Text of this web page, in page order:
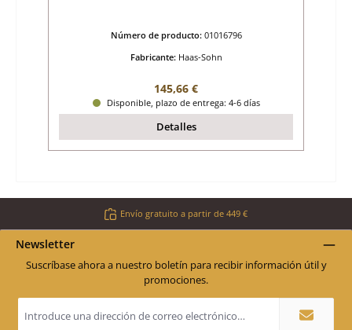
Número de producto: 01016796
Fabricante: Haas-Sohn
Precio normal:
145,66 €
Disponible, plazo de entrega: 4-6 días
Detalles
Envío gratuito a partir de 449 €
Newsletter
Suscríbase ahora a nuestro boletín para recibir información útil y
promociones.
de